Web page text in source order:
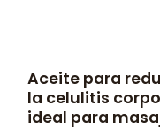
Aceite para
la celulitis
ideal para